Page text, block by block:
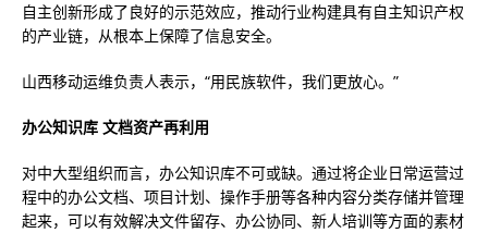
自主创新形成了良好的示范效应，推动行业构建具有自主知识产权
的产业链，从根本上保障了信息安全。
山西移动运维负责人表示，“用民族软件，我们更放心。”
办公知识库 文档资产再利用
对中大型组织而言，办公知识库不可或缺。通过将企业日常运营过
程中的办公文档、项目计划、操作手册等各种内容分类存储并管理
起来，可以有效解决文件留存、办公协同、新人培训等方面的素材